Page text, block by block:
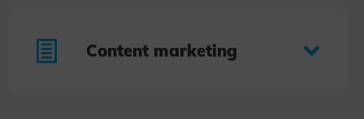
Content marketing